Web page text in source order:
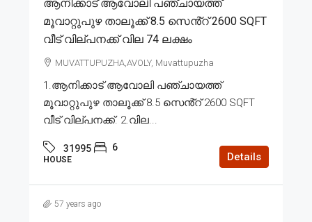
ആനിക്കാട് ആവോലി പഞ്ചായത്ത്
മൂവാറ്റുപുഴ താലൂക്ക് 8.5 സെൻ്റ് 2600 SQFT
വീട് വില്പനക്ക് വില 74 ലക്ഷം
MUVATTUPUZHA,AVOLY, Muvattupuzha
1.ആനിക്കാട് ആവോലി പഞ്ചായത്ത്
മൂവാറ്റുപുഴ താലൂക്ക് 8.5 സെൻ്റ് 2600 SQFT
വീട് വില്പനക്ക്. 2.വില...
31995 6
HOUSE Details
57 years ago